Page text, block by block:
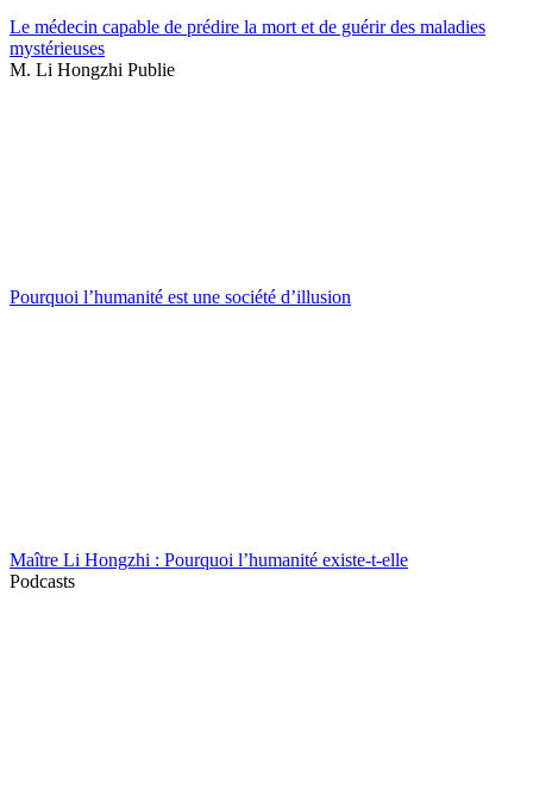
Le médecin capable de prédire la mort et de guérir des maladies
mystérieuses
M. Li Hongzhi Publie
Pourquoi l’humanité est une société d’illusion
Maître Li Hongzhi : Pourquoi l’humanité existe-t-elle
Podcasts